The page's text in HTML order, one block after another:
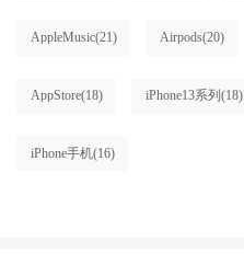
AppleMusic(21) Airpods(20)
AppStore(18) iPhone13系列 (18)
iPhone手机(16)